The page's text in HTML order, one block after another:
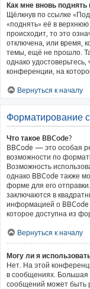
Как мне вновь
Щёлкнув по ссылке
«поднять» её в
происходит, то это
отключена, или время,
темы, ещё не прошло.
однако
конференции, на
Вернуться к началу
Форматирование
Что такое BBCode?
BBCode — это особая
возможности по
Возможность
однако BBCode также
форме для его
заключаются в
информацией о BBCode
которое доступна из
Вернуться к началу
Могу ли я
Нет. На этой
в сообщениях. Большая
сообщений может быть